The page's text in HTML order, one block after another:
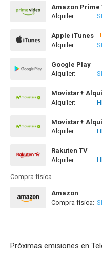
Amazon Prime
Alquiler:
Apple iTunes
Alquiler:
Google Play
Alquiler:
Movistar+
Disponible hasta
Alquiler:
Movistar+
Disponible hasta
Alquiler:
Rakuten TV
Alquiler:
Compra física
Amazon
Compra física:
Próximas emisiones en